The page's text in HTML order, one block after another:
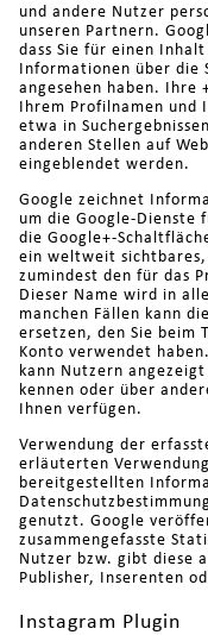
und andere Nutzer
unseren Partnern.
dass Sie für einen
Informationen über die
angesehen haben. Ihre
Ihrem Profilnamen und
etwa in
anderen Stellen auf
eingeblendet werden.
Google zeichnet
um die Google-Dienste
die Google+-
ein weltweit
zumindest den für das
Dieser Name wird in
manchen Fällen kann
ersetzen, den Sie beim
Konto verwendet
kann Nutzern
kennen oder über
Ihnen verfügen.
Verwendung der
erläuterten
bereitgestellten
genutzt. Google
zusammengefasste
Nutzer bzw. gibt diese
Publisher, Inserenten
Instagram Plugin